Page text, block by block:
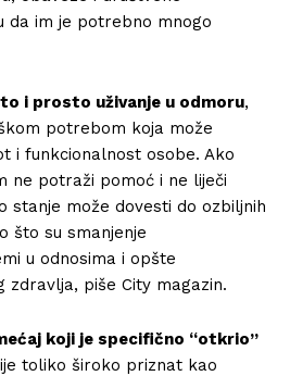
da im je potrebno mnogo
i prosto uživanje u odmoru,
potrebom koja može
i funkcionalnost osobe. Ako
ne potraži pomoć i ne liječi
stanje može dovesti do ozbiljnih
što su smanjenje
u odnosima i opšte
zdravlja, piše City magazin.
koji je specifično “otkrio”
toliko široko priznat kao